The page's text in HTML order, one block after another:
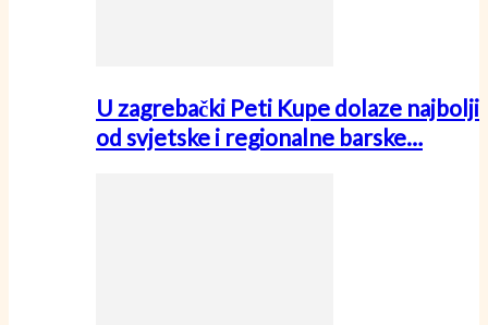
U zagrebački Peti Kupe dolaze najbolji
od svjetske i regionalne barske…